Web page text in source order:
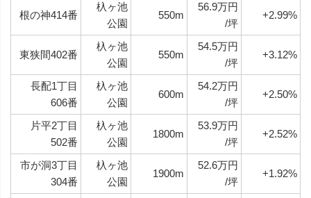
根の神414番
杁ヶ池
公園
550m
56.9万円
/坪
+2.99%
東狭間402番
杁ヶ池
公園
550m
54.5万円
/坪
+3.12%
長配1丁目
606番
杁ヶ池
公園
600m
54.2万円
/坪
+2.50%
片平2丁目
502番
杁ヶ池
公園
1800m
53.9万円
/坪
+2.52%
市が洞3丁目
304番
杁ヶ池
公園
1900m
52.6万円
/坪
+1.92%